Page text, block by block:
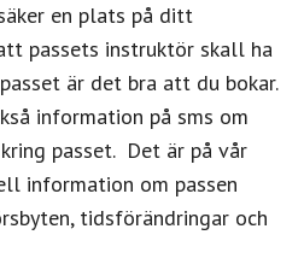
en plats på ditt
passets instruktör skall ha
är det bra att du bokar.
information på sms om
passet. Det är på vår
information om passen
tidsförändringar och